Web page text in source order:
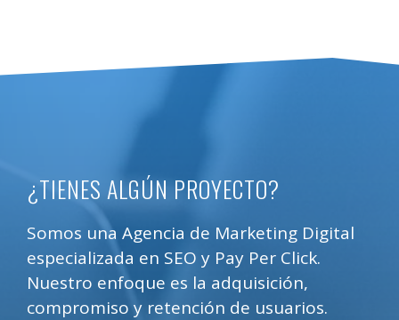
¿TIENES ALGÚN PROYECTO?
Somos una Agencia de Marketing Digital
especializada en SEO y Pay Per Click.
Nuestro enfoque es la adquisición,
compromiso y retención de usuarios.